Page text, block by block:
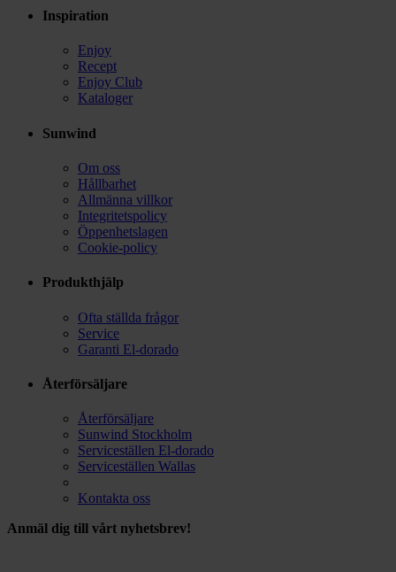
Inspiration
Enjoy
Recept
Enjoy Club
Kataloger
Sunwind
Om oss
Hållbarhet
Allmänna villkor
Integritetspolicy
Öppenhetslagen
Cookie-policy
Produkthjälp
Ofta ställda frågor
Service
Garanti El-dorado
Återförsäljare
Återförsäljare
Sunwind Stockholm
Serviceställen El-dorado
Serviceställen Wallas
Kontakta oss
Anmäl dig till vårt nyhetsbrev!